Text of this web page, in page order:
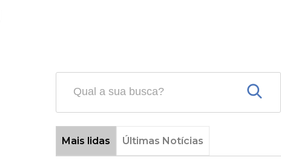
Mais lidas Últimas Notícias